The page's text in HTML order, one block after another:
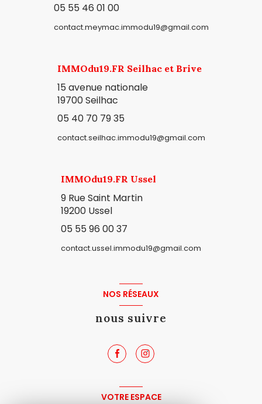
05 55 46 01 00
contact.meymac.immodu19@gmail.com
IMMOdu19.FR Seilhac et Brive
15 avenue nationale
19700 Seilhac
05 40 70 79 35
contact.seilhac.immodu19@gmail.com
IMMOdu19.FR Ussel
9 Rue Saint Martin
19200 Ussel
05 55 96 00 37
contact.ussel.immodu19@gmail.com
NOS RÉSEAUX
nous suivre
VOTRE ESPACE